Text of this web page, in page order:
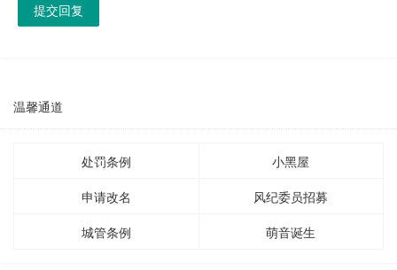
提交回复
温馨通道
处罚条例
小黑屋
申请改名
风纪委员招募
城管条例
萌音诞生